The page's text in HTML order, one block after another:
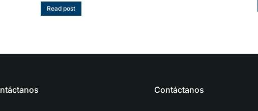
Read post
Contáctanos